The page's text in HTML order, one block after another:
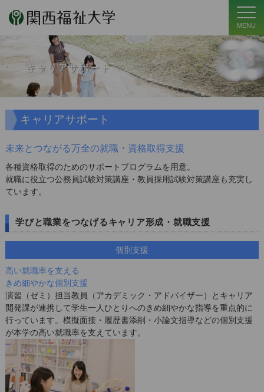
MENU
キャリアサポート
キャリアサポート
未来とつながる万全の就職・資格取得支援
各種資格取得のためのサポートプログラムを用意。
就職に役立つ公務員試験対策講座・教員採用試験対策講座も充実し
ています。
学びと職業をつなげるキャリア形成・就職支援
個別支援
高い就職率を支える
きめ細やかな個別支援
演習（ゼミ）担当教員（アカデミック・アドバイザー）とキャリア
開発課が連携して学生一人ひとりへのきめ細やかな指導を重点的に
行っています。模擬面接・履歴書添削・小論文指導などの個別支援
が本学の高い就職率を支えています。